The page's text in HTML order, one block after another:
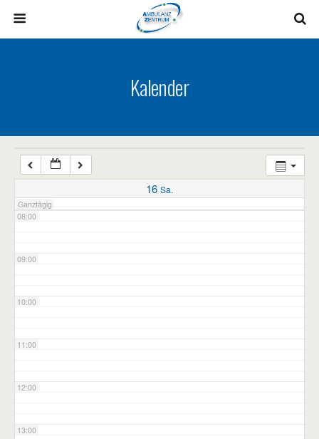
Kalender
16 Sa.
Ganztägig
07:00
08:00
09:00
10:00
11:00
12:00
13:00